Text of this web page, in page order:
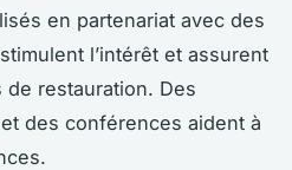
en partenariat avec des
l’intérêt et assurent
restauration. Des
des conférences aident à